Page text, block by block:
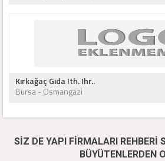
Kırkağaç Gıda Ith. Ihr..
Bursa - Osmangazi
SİZ DE YAPI FİRMALARI REHBERİ
BÜYÜTENLERDEN